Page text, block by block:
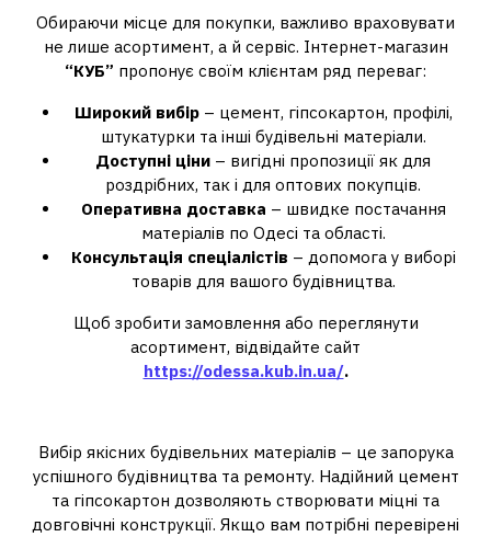
Обираючи місце для покупки, важливо враховувати
не лише асортимент, а й сервіс. Інтернет-магазин
“КУБ” пропонує своїм клієнтам ряд переваг:
Широкий вибір– цемент, гіпсокартон, профілі,
штукатурки та інші будівельні матеріали.
Доступні ціни – вигідні пропозиції як для
роздрібних, так і для оптових покупців.
Оперативна доставка – швидке постачання
матеріалів по Одесі та області.
Консультація спеціалістів – допомога у виборі
товарів для вашого будівництва.
Щоб зробити замовлення або переглянути
асортимент, відвідайте сайт
https://odessa.kub.in.ua/.
Вибір якісних будівельних матеріалів – це запорука
успішного будівництва та ремонту. Надійний цемент
та гіпсокартон дозволяють створювати міцні та
довговічні конструкції. Якщо вам потрібні перевірені